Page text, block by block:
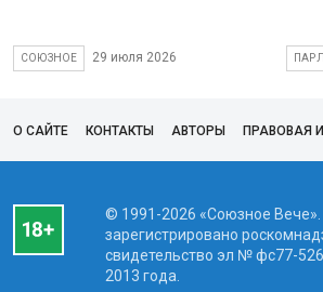
СОЮЗНОЕ 29 июля 2026
О САЙТЕ КОНТАКТЫ АВТОРЫ ПРАВОВАЯ
© 1991-2026 «Союзное Вече».
зарегистрировано
свидетельство эл № фc77-
2013 года.